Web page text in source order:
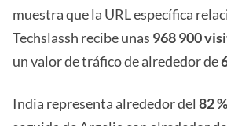
muestra que la URL específica
Techslassh recibe unas 968 900
un valor de tráfico de alrededor de
India representa alrededor del 82 %